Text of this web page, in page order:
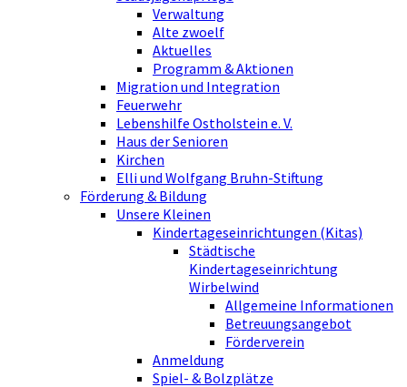
Verwaltung
Alte zwoelf
Aktuelles
Programm & Aktionen
Migration und Integration
Feuerwehr
Lebenshilfe Ostholstein e. V.
Haus der Senioren
Kirchen
Elli und Wolfgang Bruhn-Stiftung
Förderung & Bildung
Unsere Kleinen
Kindertageseinrichtungen (Kitas)
Städtische
Kindertageseinrichtung
Wirbelwind
Allgemeine Informationen
Betreuungsangebot
Förderverein
Anmeldung
Spiel- & Bolzplätze